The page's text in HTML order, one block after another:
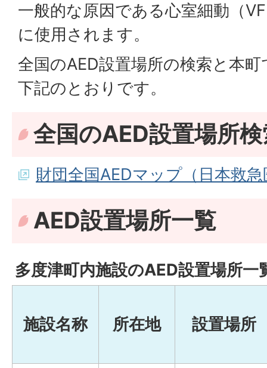
一般的な原因である心室細動（
に使用されます。
全国のAED設置場所の検索と本
下記のとおりです。
全国のAED設置場所
財団全国AEDマップ（日本救
AED設置場所一覧
多度津町内施設のAED設置場所一
施設名称 所在地 設置場所